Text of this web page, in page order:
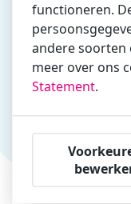
zakelijk/
Is de
Ja
Nee
Cursisten
Voeg cursisten toe
functioneren.
andere soorten
meer over ons
Statement.